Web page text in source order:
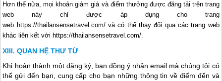
Hơn thế nữa, mọi khoản giảm giá và điểm thưởng được đăng tải trên trang
web này chỉ được áp dụng cho trang
web https://thailansensetravel.com/ và có thể thay đổi qua các trang web
khác liên kết với https://thailansensetravel.com/.
QUAN HỆ THƯ TỪ
Khi hoàn thành một đăng ký, bạn đồng ý nhận email mà chúng tôi có
thể gửi đến bạn, cung cấp cho bạn những thông tin về điểm đến và